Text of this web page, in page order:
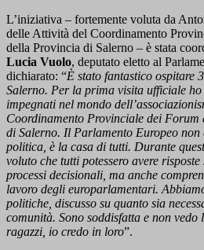
L’iniziativa – fortemente voluta da
delle Attività del Coordinamento
della Provincia di Salerno – è stata
Lucia Vuolo, deputato eletto al
dichiarato: “È stato fantastico ospitare
Salerno. Per la prima visita ufficiale ho
impegnati nel mondo
Coordinamento Provinciale dei
di Salerno. Il Parlamento Europeo non
politica, è la casa di tutti. Durante
voluto che tutti potessero avere
processi decisionali, ma anche
lavoro degli europarlamentari.
politiche, discusso su quanto sia
comunità. Sono soddisfatta e non
ragazzi, io credo in loro”.